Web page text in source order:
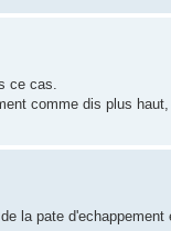
ce cas.
comme dis plus
la pate